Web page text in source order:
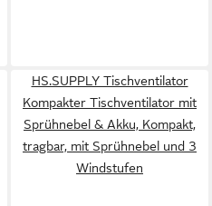
HS.SUPPLY Tischventilator
Kompakter Tischventilator mit
Sprühnebel & Akku, Kompakt,
tragbar, mit Sprühnebel und 3
Windstufen